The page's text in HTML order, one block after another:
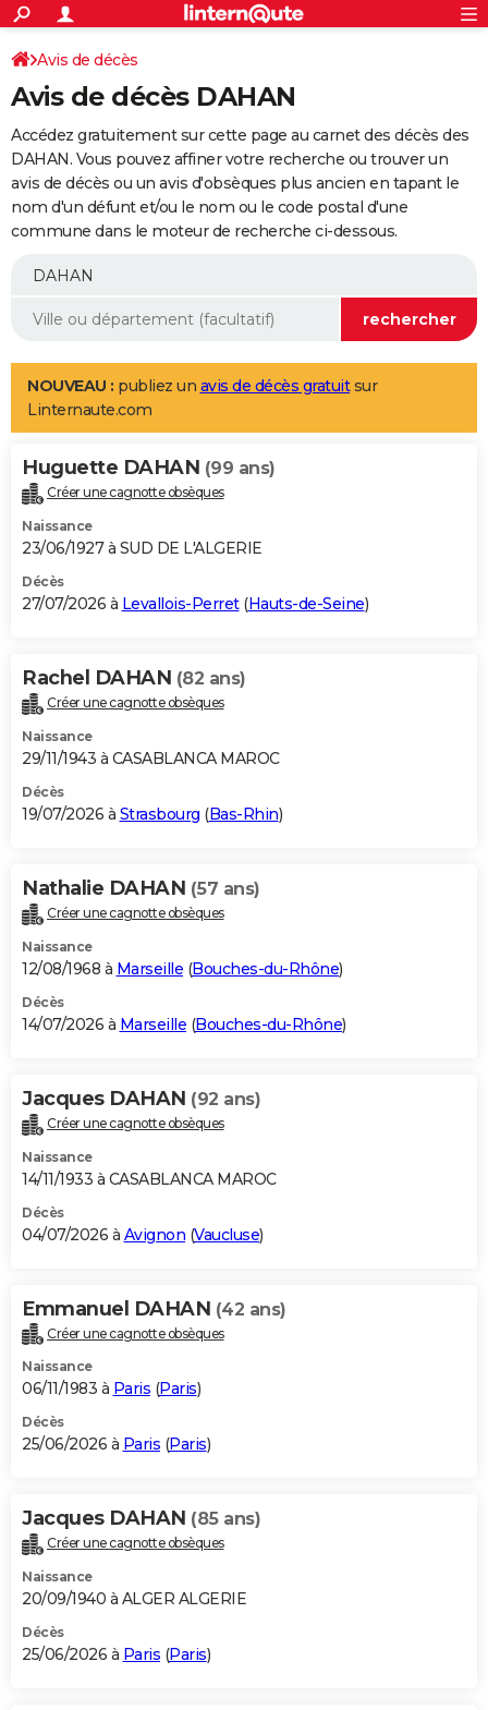
ACTUALITÉS
Politique
Société
Faits Divers
Education
Monde
Villes
+
SPORT
Coupe du monde 2026
Football
Tennis
Cyclisme
Rugby
Forum
Programme TV
TNT
Streaming
Cinéma
Sorties cinéma
Musique
+
FINANCE
Retraite
Epargne
Immobilier
Risques naturels par ville
Banque
Assurance
AUTO
Essais
Réserver un essai
Citadines
Berlines
SUV
Forum auto
+
Mobiles
Meilleur smartphone
Internet
Ordinateurs
Jeux vidéo
Guide high-tech
Aménagement intérieur
LIFESTYLE
Art de vivre
Bien-être
Loisirs
Mode
Modes de vie
Alimentation
Guide de la santé
Maladies
Médicaments
Sommeil
VOYAGE
Destinations
City break
Voyage nature
Voyage de noces
Forum
Climat
+PHOTO
GUIDES D'ACHAT
BONS PLANS
Carte de Noël
Carte Bonne année
Carte Saint-Valentin
Carte Pâques
Carte d'anniversaire
DICTIONNAIRE
Dictionnaire
Biographies
Citations
Expressions
Proverbes
PROGRAMME TV
S'inscrire
Se connecter
Lycées
Collèges
Primaires
Universités
Entreprises
Service militaire
Avis de recherche
AVIS DE DÉCÈS
Bricolage
Lifestyle
Culture
Sport
Auto
Television
Voyage
Cinema
Avis de décès
Avis de décès DAHAN
Accédez gratuitement sur cette page au carnet des décès des
DAHAN. Vous pouvez affiner votre recherche ou trouver un
avis de décès ou un avis d'obsèques plus ancien en tapant le
nom d'un défunt et/ou le nom ou le code postal d'une
commune dans le moteur de recherche ci-dessous.
NOUVEAU : publiez un avis de décès gratuitsur
Linternaute.com
Huguette DAHAN (99 ans)
Créer une cagnotte obsèques
Naissance
23/06/1927 à SUD DE L'ALGERIE
Décès
27/07/2026 à Levallois-Perret(Hauts-de-Seine)
Rachel DAHAN (82 ans)
Créer une cagnotte obsèques
Naissance
29/11/1943 à CASABLANCA MAROC
Décès
19/07/2026 à Strasbourg (Bas-Rhin)
Nathalie DAHAN (57 ans)
Créer une cagnotte obsèques
Naissance
12/08/1968 à Marseille (Bouches-du-Rhône)
Décès
14/07/2026 à Marseille (Bouches-du-Rhône)
Jacques DAHAN (92 ans)
Créer une cagnotte obsèques
Naissance
14/11/1933 à CASABLANCA MAROC
Décès
04/07/2026 à Avignon (Vaucluse)
Emmanuel DAHAN (42 ans)
Créer une cagnotte obsèques
Naissance
06/11/1983 à Paris (Paris)
Décès
25/06/2026 à Paris (Paris)
Jacques DAHAN (85 ans)
Créer une cagnotte obsèques
Naissance
20/09/1940 à ALGER ALGERIE
Décès
25/06/2026 à Paris (Paris)